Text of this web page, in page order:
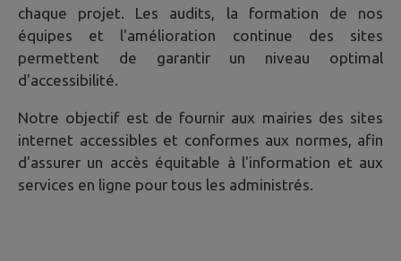
chaque projet. Les audits, la formation de nos
équipes et l'amélioration continue des sites
permettent de garantir un niveau optimal
d'accessibilité.
Notre objectif est de fournir aux mairies des sites
internet accessibles et conformes aux normes, afin
d'assurer un accès équitable à l'information et aux
services en ligne pour tous les administrés.